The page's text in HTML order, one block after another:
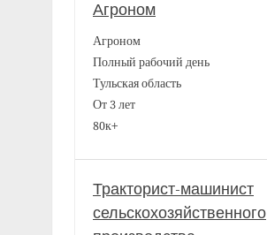
Агроном
Агроном
Полный рабочий день
Тульская область
От 3 лет
80к+
Тракторист-машинист
сельскохозяйственного